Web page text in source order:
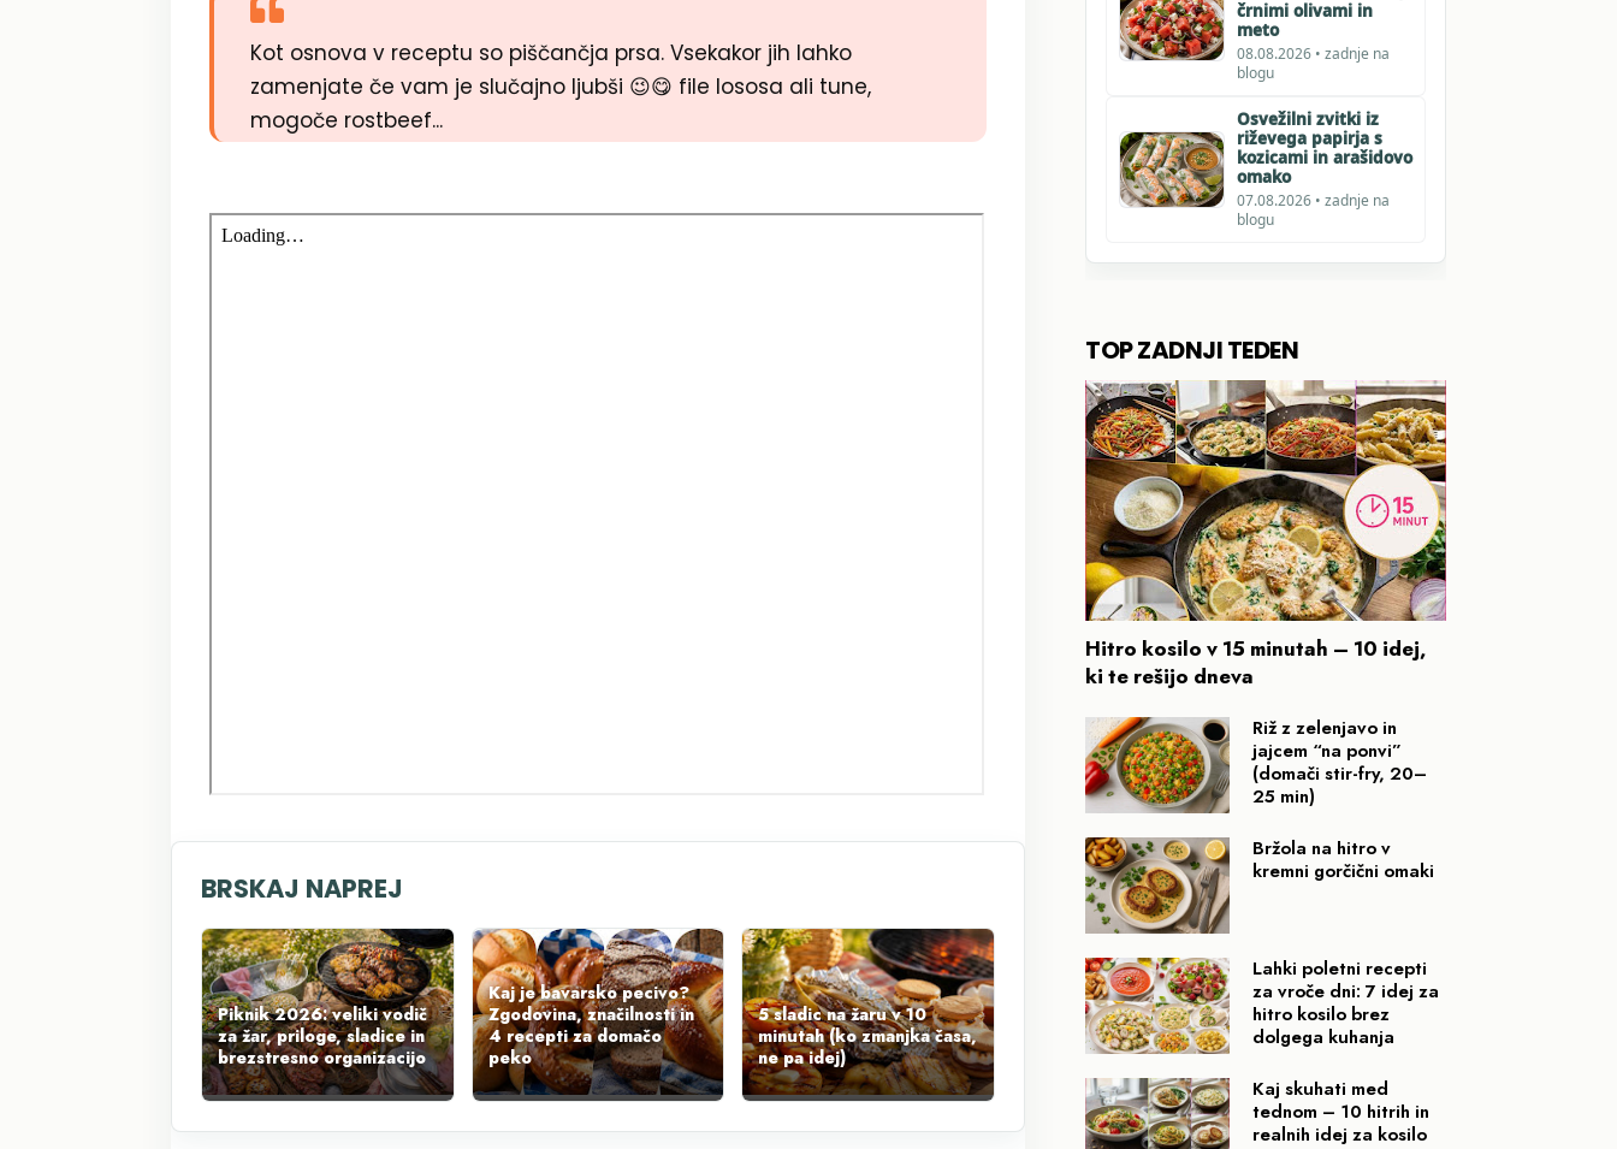
Kot osnova v receptu so piščančja prsa. Vsekakor jih lahko
zamenjate če vam je slučajno ljubši 😉😋 file lososa ali tune,
mogoče rostbeef...
BRSKAJ NAPREJ
Piknik 2026: veliki vodič
za žar, priloge, sladice in
brezstresno organizacijo
Kaj je bavarsko pecivo?
Zgodovina, značilnosti in
4 recepti za domačo
peko
5 sladic na žaru v 10
minutah (ko zmanjka časa,
ne pa idej)
črnimi olivami in
meto
08.08.2026 • zadnje na
blogu
Osvežilni zvitki iz
riževega papirja s
kozicami in arašidovo
omako
07.08.2026 • zadnje na
blogu
TOP ZADNJI TEDEN
Hitro kosilo v 15 minutah – 10 idej,
ki te rešijo dneva
Riž z zelenjavo in
jajcem “na ponvi”
(domači stir-fry, 20–
25 min)
Bržola na hitro v
kremni gorčični omaki
Lahki poletni recepti
za vroče dni: 7 idej za
hitro kosilo brez
dolgega kuhanja
Kaj skuhati med
tednom – 10 hitrih in
realnih idej za kosilo